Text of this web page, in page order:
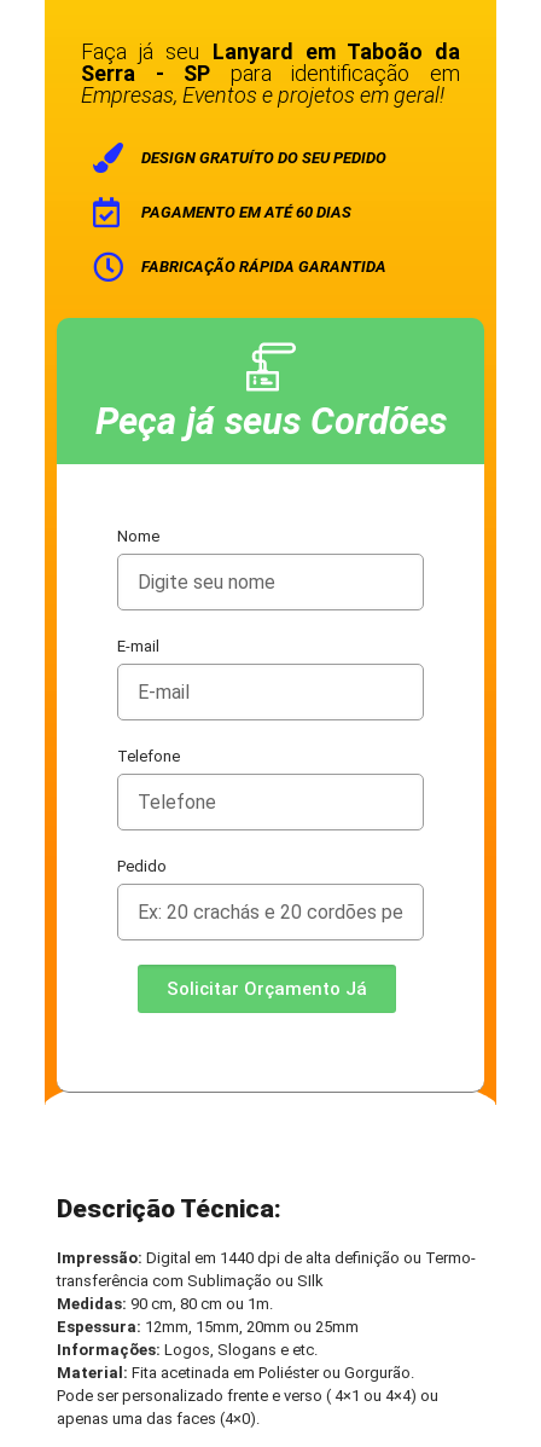
Faça já seu Lanyard em Taboão da
Serra - SP para identificação em
Empresas, Eventos e projetos em geral!
DESIGN GRATUÍTO DO SEU PEDIDO
PAGAMENTO EM ATÉ 60 DIAS
FABRICAÇÃO RÁPIDA GARANTIDA
Peça já seus Cordões
Nome
E-mail
Telefone
Pedido
Solicitar Orçamento Já
Descrição Técnica:
Impressão: Digital em 1440 dpi de alta definição ou Termo-
transferência com Sublimação ou SIlk
Medidas: 90 cm, 80 cm ou 1m.
Espessura: 12mm, 15mm, 20mm ou 25mm
Informações:Logos, Slogans e etc.
Material: Fita acetinada em Poliéster ou Gorgurão.
Pode ser personalizado frente e verso ( 4×1 ou 4×4) ou
apenas uma das faces (4×0).